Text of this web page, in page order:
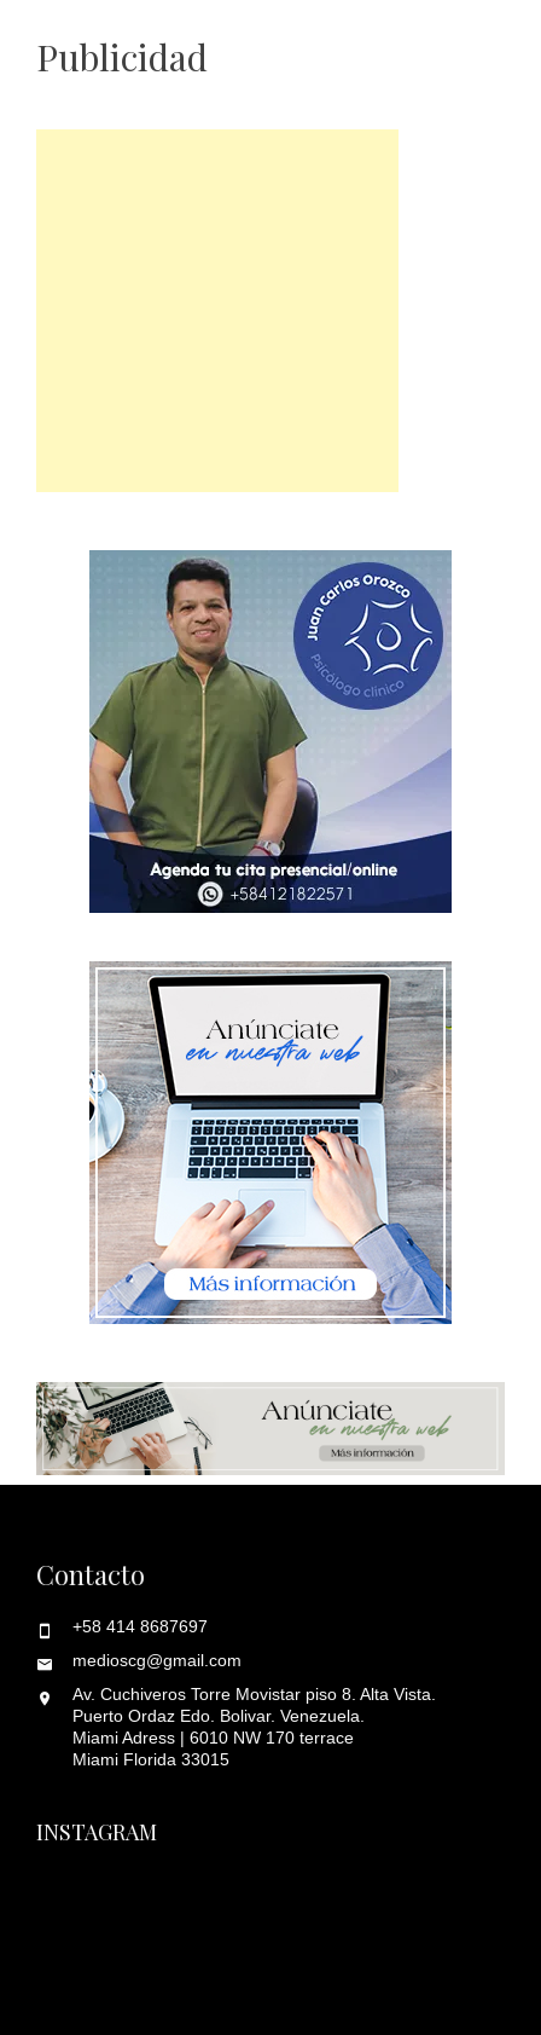
Publicidad
Contacto
+58 414 8687697
medioscg@gmail.com
Av. Cuchiveros Torre Movistar piso 8. Alta Vista.
Puerto Ordaz Edo. Bolivar. Venezuela.
Miami Adress | 6010 NW 170 terrace
Miami Florida 33015
INSTAGRAM